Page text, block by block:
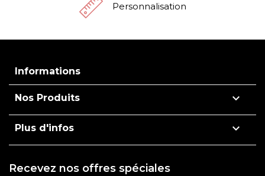
Personnalisation
Informations
Nos Produits 
Plus d'infos 
Recevez nos offres spéciales